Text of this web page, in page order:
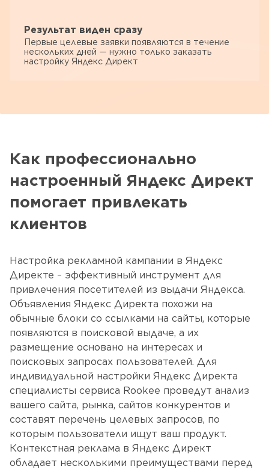
Результат виден сразу
Первые целевые заявки появляются в течение
нескольких дней — нужно только заказать
настройку Яндекс Директ
Как профессионально
настроенный Яндекс Директ
помогает привлекать
клиентов
Настройка рекламной кампании в Яндекс
Директе – эффективный инструмент для
привлечения посетителей из выдачи Яндекса.
Объявления Яндекс Директа похожи на
обычные блоки со ссылками на сайты, которые
появляются в поисковой выдаче, а их
размещение основано на интересах и
поисковых запросах пользователей. Для
индивидуальной настройки Яндекс Директа
специалисты сервиса Rookee проведут анализ
вашего сайта, рынка, сайтов конкурентов и
составят перечень целевых запросов, по
которым пользователи ищут ваш продукт.
Контекстная реклама в Яндекс Директ
обладает несколькими преимуществами перед